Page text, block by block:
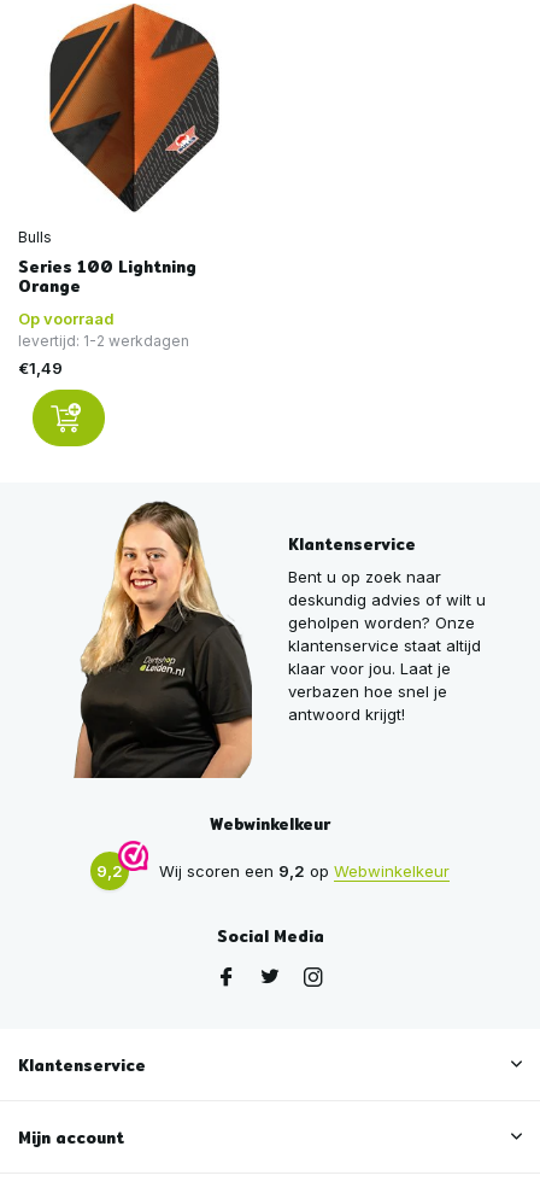
Bulls
Series 100 Lightning
Orange
Op voorraad
levertijd: 1-2 werkdagen
€1,49
Klantenservice
Bent u op zoek naar
deskundig advies of wilt u
geholpen worden? Onze
klantenservice staat altijd
klaar voor jou. Laat je
verbazen hoe snel je
antwoord krijgt!
Webwinkelkeur
9,2 Wij scoren een 9,2 op Webwinkelkeur
Social Media
Klantenservice
Mijn account